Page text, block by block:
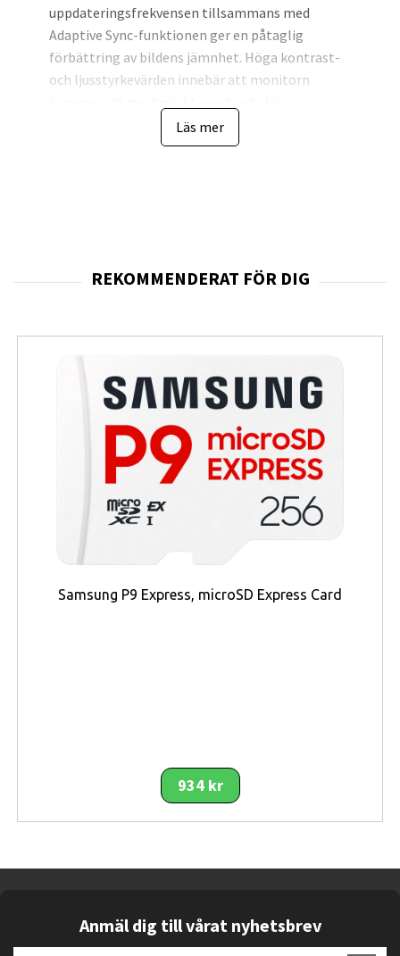
uppdateringsfrekvensen tillsammans med
Adaptive Sync-funktionen ger en påtaglig
förbättring av bildens jämnhet. Höga kontrast-
och ljusstyrkevärden innebär att monitorn
fotografisk och webbdesign. Utrustad med
högtalare, 2-portars USB-hubb, hörlursuttag,
kontorsapplikationer.
ändras utan förvarning. Bilder och texter är
endast vägledande och kan avvika något från den
faktiska produkten.
Läs mer
Samsung P9 Express, microSD Express Card
934 kr
Anmäl dig till vårat nyhetsbrev